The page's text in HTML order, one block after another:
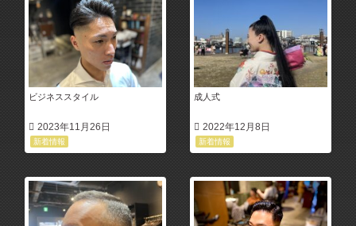
ビジネススタイル
2023年11月26日
新着情報
成人式
2022年12月8日
新着情報